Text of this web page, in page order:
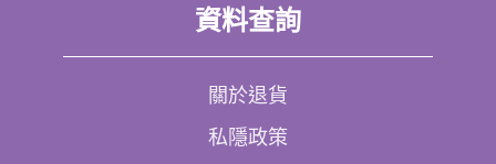
資料查詢
關於退貨
私隱政策